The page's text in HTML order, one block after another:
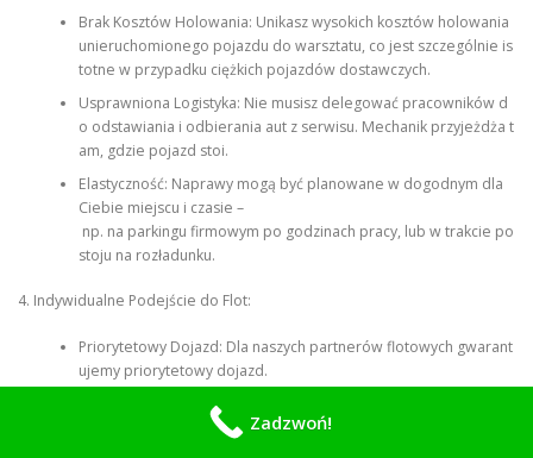
Brak Kosztów Holowania: Unikasz wysokich kosztów holowania
unieruchomionego pojazdu do warsztatu, co jest szczególnie is
totne w przypadku ciężkich pojazdów dostawczych.
Usprawniona Logistyka: Nie musisz delegować pracowników d
o odstawiania i odbierania aut z serwisu. Mechanik przyjeżdża t
am, gdzie pojazd stoi.
Elastyczność: Naprawy mogą być planowane w dogodnym dla
Ciebie miejscu i czasie –
np. na parkingu firmowym po godzinach pracy, lub w trakcie po
stoju na rozładunku.
4. Indywidualne Podejście do Flot:
Priorytetowy Dojazd: Dla naszych partnerów flotowych gwarant
ujemy priorytetowy dojazd.
Faktury VAT i Rabaty: Każda usługa jest fakturowana. Oferujemy
stałe rabaty na części i robociznę dla stałych klientów flotowych.
Zadzwoń!